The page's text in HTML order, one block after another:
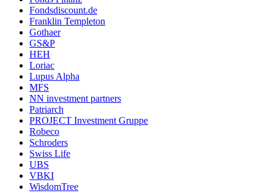
Fondsdiscount.de
Franklin Templeton
Gothaer
GS&P
HEH
Loriac
Lupus Alpha
MFS
NN investment partners
Patriarch
PROJECT Investment Gruppe
Robeco
Schroders
Swiss Life
UBS
VBKI
WisdomTree